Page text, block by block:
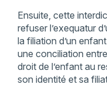
Ensuite, cette
refuser l’exequatur
la filiation d’un
une conciliation
droit de l’enfant au
son identité et sa